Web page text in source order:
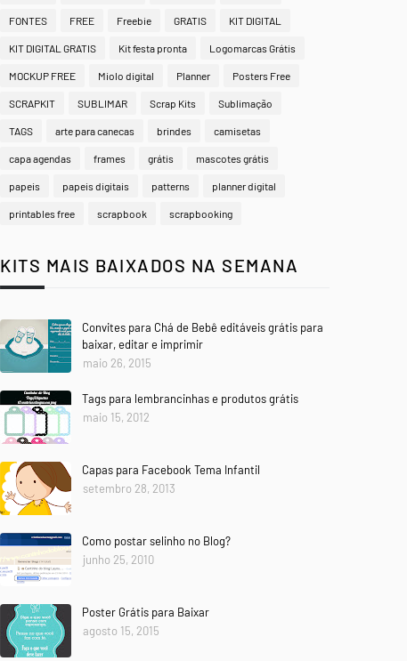
FONTES FREE Freebie GRATIS KIT DIGITAL
KIT DIGITAL GRATIS Kit festa pronta Logomarcas Grátis
MOCKUP FREE Miolo digital Planner Posters Free
SCRAPKIT SUBLIMAR Scrap Kits Sublimação
TAGS arte para canecas brindes camisetas
capa agendas frames grátis mascotes grátis
papeis papeis digitais patterns planner digital
printables free scrapbook scrapbooking
KITS MAIS BAIXADOS NA SEMANA
Convites para Chá de Bebê editáveis grátis para
baixar, editar e imprimir
maio 26, 2015
Tags para lembrancinhas e produtos grátis
maio 15, 2012
Capas para Facebook Tema Infantil
setembro 28, 2013
Como postar selinho no Blog?
junho 25, 2010
Poster Grátis para Baixar
agosto 15, 2015